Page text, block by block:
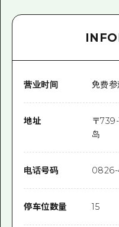
营业时间 免费参
地址 〒
岛
电话号码
停车位数量 15